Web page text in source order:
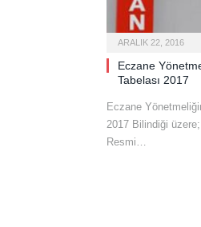
ARALIK 22, 2016
Eczane
Tabelası 2017
Eczane
2017 Bilindiği
Resmi…